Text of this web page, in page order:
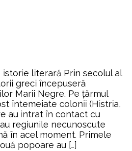
literară Prin secolul al
greci începuseră
Marii Negre. Pe ţărmul
întemeiate colonii (Histria,
au intrat în contact cu
regiunile necunoscute
în acel moment. Primele
popoare au […]